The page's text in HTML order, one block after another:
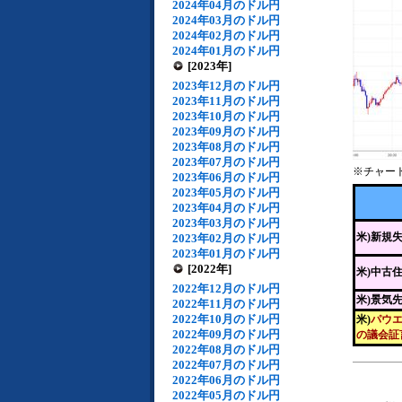
2024年04月のドル円
2024年03月のドル円
2024年02月のドル円
2024年01月のドル円
[2023年]
2023年12月のドル円
2023年11月のドル円
2023年10月のドル円
2023年09月のドル円
2023年08月のドル円
2023年07月のドル円
2023年06月のドル円
2023年05月のドル円
2023年04月のドル円
2023年03月のドル円
2023年02月のドル円
2023年01月のドル円
[2022年]
2022年12月のドル円
2022年11月のドル円
2022年10月のドル円
2022年09月のドル円
2022年08月のドル円
2022年07月のドル円
2022年06月のドル円
2022年05月のドル円
※チャー
米)新規
米)中古
米)景気
米)パウ
の議会証